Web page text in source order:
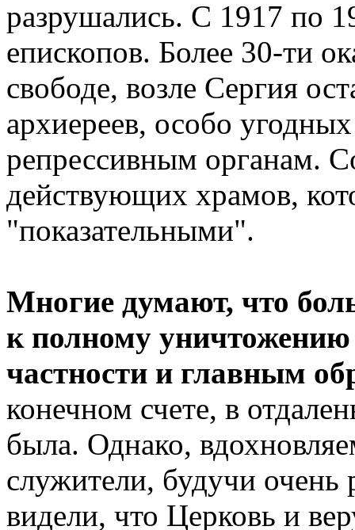
разрушались. С 1917 по
епископов. Более 30-ти
свободе, возле Сергия
архиереев, особо
репрессивным органам.
действующих храмов,
"показательными".
Многие думают, что
к полному
частности и главным
конечном счете, в
была. Однако,
служители, будучи
видели, что Церковь и